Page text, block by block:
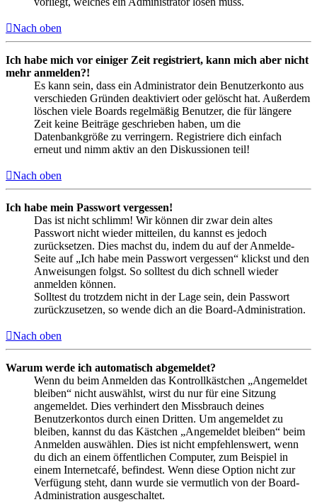
Nach oben
Ich habe mich vor einiger Zeit registriert, kann mich aber nicht
mehr anmelden?!
Es kann sein, dass ein Administrator dein Benutzerkonto aus
verschieden Gründen deaktiviert oder gelöscht hat. Außerdem
löschen viele Boards regelmäßig Benutzer, die für längere
Zeit keine Beiträge geschrieben haben, um die
Datenbankgröße zu verringern. Registriere dich einfach
erneut und nimm aktiv an den Diskussionen teil!
Nach oben
Ich habe mein Passwort vergessen!
Das ist nicht schlimm! Wir können dir zwar dein altes
Passwort nicht wieder mitteilen, du kannst es jedoch
zurücksetzen. Dies machst du, indem du auf der Anmelde-
Seite auf „Ich habe mein Passwort vergessen“ klickst und den
Anweisungen folgst. So solltest du dich schnell wieder
anmelden können.
Solltest du trotzdem nicht in der Lage sein, dein Passwort
zurückzusetzen, so wende dich an die Board-Administration.
Nach oben
Warum werde ich automatisch abgemeldet?
Wenn du beim Anmelden das Kontrollkästchen „Angemeldet
bleiben“ nicht auswählst, wirst du nur für eine Sitzung
angemeldet. Dies verhindert den Missbrauch deines
Benutzerkontos durch einen Dritten. Um angemeldet zu
bleiben, kannst du das Kästchen „Angemeldet bleiben“ beim
Anmelden auswählen. Dies ist nicht empfehlenswert, wenn
du dich an einem öffentlichen Computer, zum Beispiel in
einem Internetcafé, befindest. Wenn diese Option nicht zur
Verfügung steht, dann wurde sie vermutlich von der Board-
Administration ausgeschaltet.